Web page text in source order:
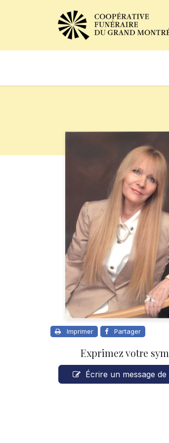
Imprimer Partager
Exprimez votre
Écrire un message